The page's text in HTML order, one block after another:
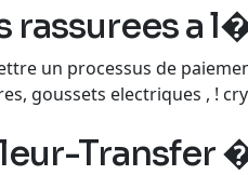
a
un processus de
goussets electriques , !
Transfer